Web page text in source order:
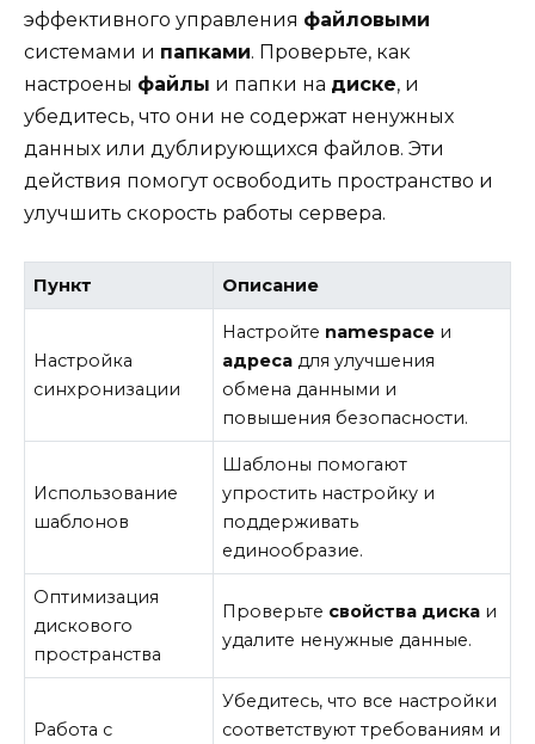
эффективного управления файловыми
системами и папками. Проверьте, как
настроены файлы и папки на диске, и
убедитесь, что они не содержат ненужных
данных или дублирующихся файлов. Эти
действия помогут освободить пространство и
улучшить скорость работы сервера.
Пункт Описание
Настройка
синхронизации
Настройте namespace и
адреса для улучшения
обмена данными и
повышения безопасности.
Использование
шаблонов
Шаблоны помогают
упростить настройку и
поддерживать
единообразие.
Оптимизация
дискового
пространства
Проверьте свойства диска и
удалите ненужные данные.
Работа с
Убедитесь, что все настройки
соответствуют требованиям и